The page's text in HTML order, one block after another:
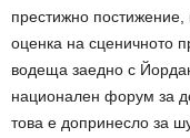
престижно постижение,
оценка на сценичното
водеща заедно с
национален форум за
това е допринесло за